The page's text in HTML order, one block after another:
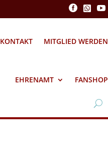
  
KONTAKT MITGLIED WERDEN
EHRENAMT FANSHOP